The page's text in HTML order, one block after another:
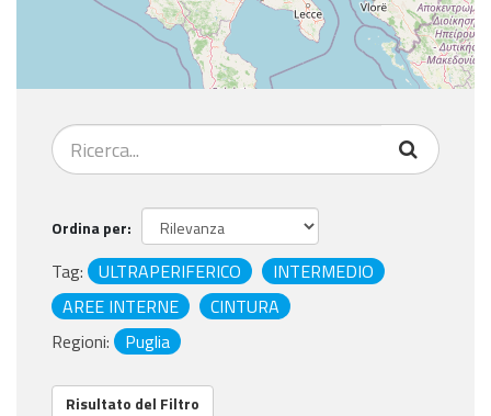
Ordina per
Tag: ULTRAPERIFERICO
INTERMEDIO
AREE INTERNE
CINTURA
Regioni:
Puglia
Risultato del Filtro